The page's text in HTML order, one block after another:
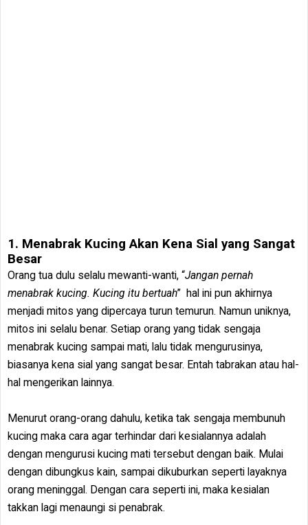
1. Menabrak Kucing Akan Kena Sial yang Sangat
Besar
Orang tua dulu selalu mewanti-wanti, “Jangan pernah
menabrak kucing. Kucing itu bertuah” hal ini pun akhirnya
menjadi mitos yang dipercaya turun temurun. Namun uniknya,
mitos ini selalu benar. Setiap orang yang tidak sengaja
menabrak kucing sampai mati, lalu tidak mengurusinya,
biasanya kena sial yang sangat besar. Entah tabrakan atau hal-
hal mengerikan lainnya.
Menurut orang-orang dahulu, ketika tak sengaja membunuh
kucing maka cara agar terhindar dari kesialannya adalah
dengan mengurusi kucing mati tersebut dengan baik. Mulai
dengan dibungkus kain, sampai dikuburkan seperti layaknya
orang meninggal. Dengan cara seperti ini, maka kesialan
takkan lagi menaungi si penabrak.